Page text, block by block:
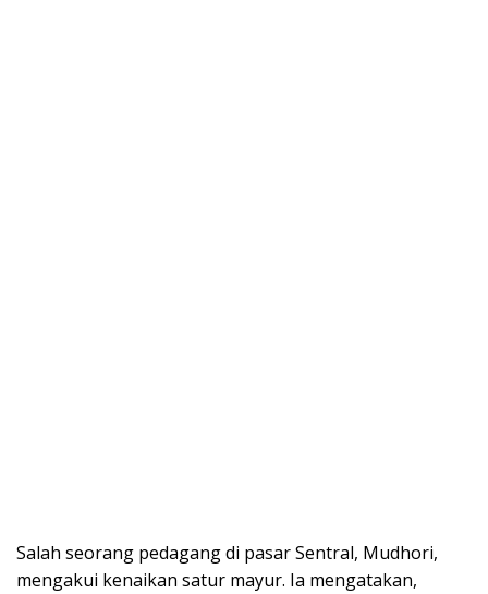
Salah seorang pedagang di pasar Sentral, Mudhori,
mengakui kenaikan satur mayur. Ia mengatakan,